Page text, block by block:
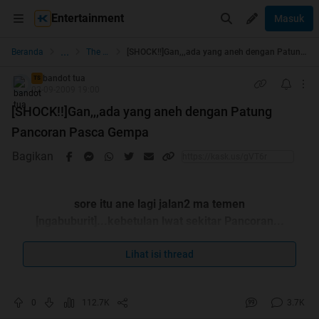
Entertainment Masuk
Beranda ... The Lounge
TS
bandot tua
02-09-2009 19:00
[SHOCK!!]Gan,,,ada yang aneh dengan Patung
Pancoran Pasca Gempa
Bagikan
sore itu ane lagi jalan2 ma temen
pancoran gan..
Lihat isi thread
0 112.7K 3.7K